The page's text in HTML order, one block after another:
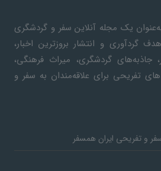
از سال ۸۸ به‎‌عنوان یک مجله آنلاین سفر و گردشگری
گردآوری و انتشار بروزترین اخبار،
جاذبه‌های گردشگری، میراث فرهنگی،
تفریحی برای علاقه‌مندان به سفر و
و تفریحی ایران همسفر